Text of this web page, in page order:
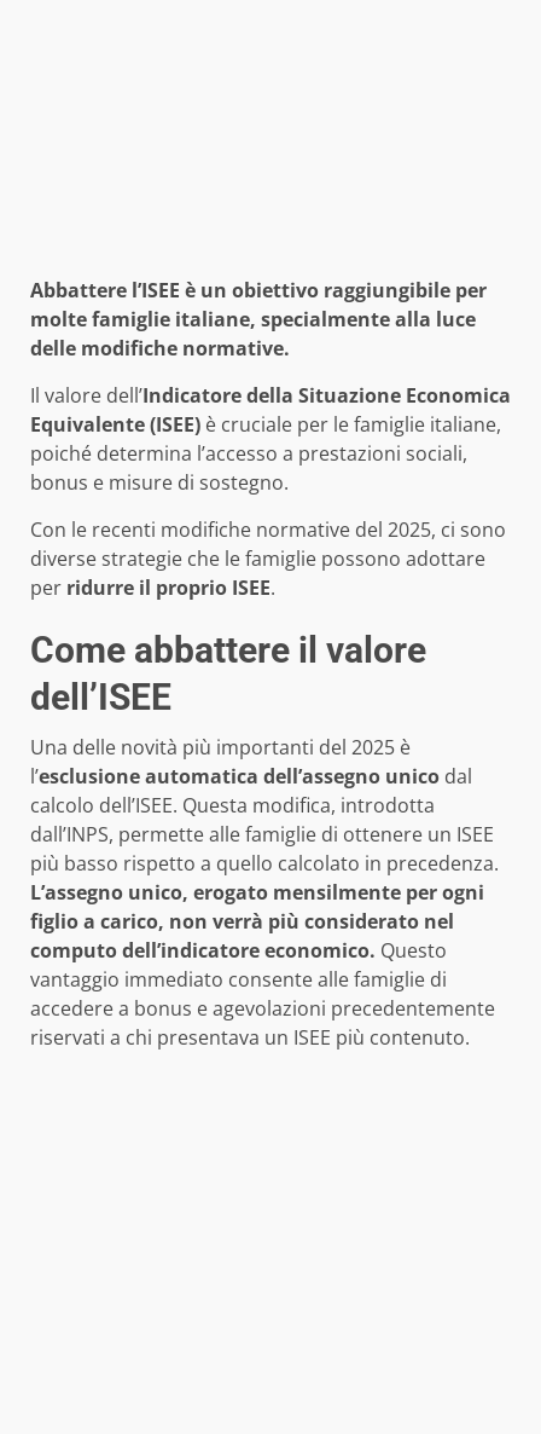
Abbattere l’ISEE è un obiettivo raggiungibile per
molte famiglie italiane, specialmente alla luce
delle modifiche normative.
Il valore dell’Indicatore della Situazione Economica
Equivalente (ISEE) è cruciale per le famiglie italiane,
poiché determina l’accesso a prestazioni sociali,
bonus e misure di sostegno.
Con le recenti modifiche normative del 2025, ci sono
diverse strategie che le famiglie possono adottare
per ridurre il proprio ISEE.
Come abbattere il valore
dell’ISEE
Una delle novità più importanti del 2025 è
l’esclusione automatica dell’assegno unico dal
calcolo dell’ISEE. Questa modifica, introdotta
dall’INPS, permette alle famiglie di ottenere un ISEE
più basso rispetto a quello calcolato in precedenza.
L’assegno unico, erogato mensilmente per ogni
figlio a carico, non verrà più considerato nel
computo dell’indicatore economico. Questo
vantaggio immediato consente alle famiglie di
accedere a bonus e agevolazioni precedentemente
riservati a chi presentava un ISEE più contenuto.